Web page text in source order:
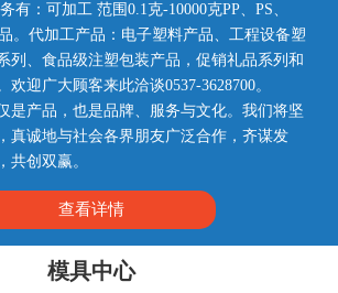
：可加工 范围0.1克-10000克PP、PS、
。代加工产品：电子塑料产品、工程设备塑
列、食品级注塑包装产品，促销礼品系列和
欢迎广大顾客来此洽谈0537-3628700。
产品，也是品牌、服务与文化。我们将坚
真诚地与社会各界朋友广泛合作，齐谋发
共创双赢。
查看详情
模具中心